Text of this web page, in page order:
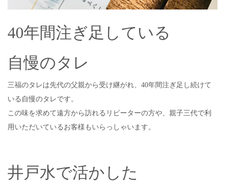
40年間注ぎ足している
自慢のタレ
三福のタレは先代の父親から受け継がれ、40年間注ぎ足し続けて
いる自慢のタレです。
この味を求めて遠方から訪れるリピーターの方や、親子三代で利
用いただいているお客様もいらっしゃいます。
井戸水で活かした